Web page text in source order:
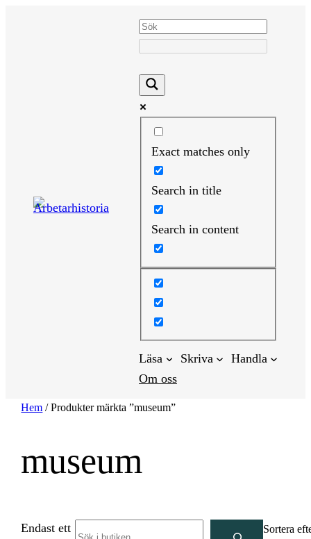
Exact matches only
Search in title
Search in content
Läsa Skriva
Handla
Om oss
Hem / Produkter märkta ”museum”
museum
Endast ett
Sortera